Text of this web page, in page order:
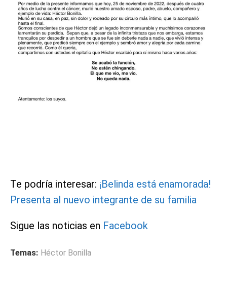
Te podría interesar: ¡Belinda está enamorada!
Presenta al nuevo integrante de su familia
Sigue las noticias en Facebook
Temas: Héctor Bonilla